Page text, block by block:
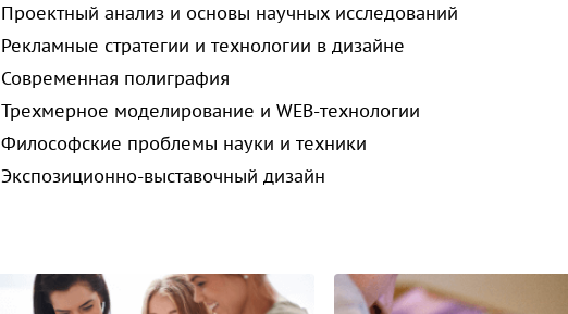
Проектный анализ и основы научных исследований
Рекламные стратегии и технологии в дизайне
Современная полиграфия
Трехмерное моделирование и WEB-технологии
Философские проблемы науки и техники
Экспозиционно-выставочный дизайн